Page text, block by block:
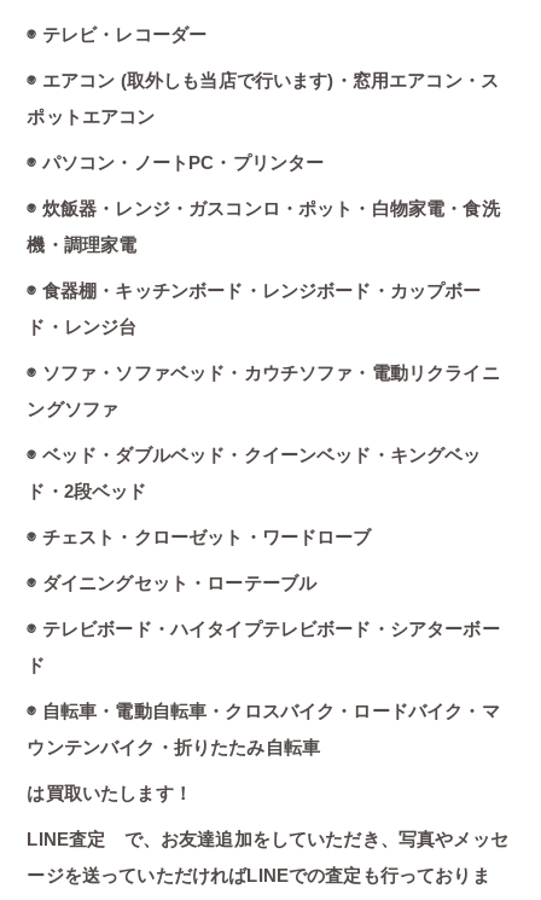
◉ テレビ・レコーダー
◉ エアコン (取外しも当店で行います)・窓用エアコン・ス
ポットエアコン
◉ パソコン・ノートPC・プリンター
◉ 炊飯器・レンジ・ガスコンロ・ポット・白物家電・食洗
機・調理家電
◉ 食器棚・キッチンボード・レンジボード・カップボー
ド・レンジ台
◉ ソファ・ソファベッド・カウチソファ・電動リクライニ
ングソファ
◉ ベッド・ダブルベッド・クイーンベッド・キングベッ
ド・2段ベッド
◉ チェスト・クローゼット・ワードローブ
◉ ダイニングセット・ローテーブル
◉ テレビボード・ハイタイプテレビボード・シアターボー
ド
◉ 自転車・電動自転車・クロスバイク・ロードバイク・マ
ウンテンバイク・折りたたみ自転車
は買取いたします！
LINE査定 で、お友達追加をしていただき、写真やメッセ
ージを送っていただければLINEでの査定も行っておりま